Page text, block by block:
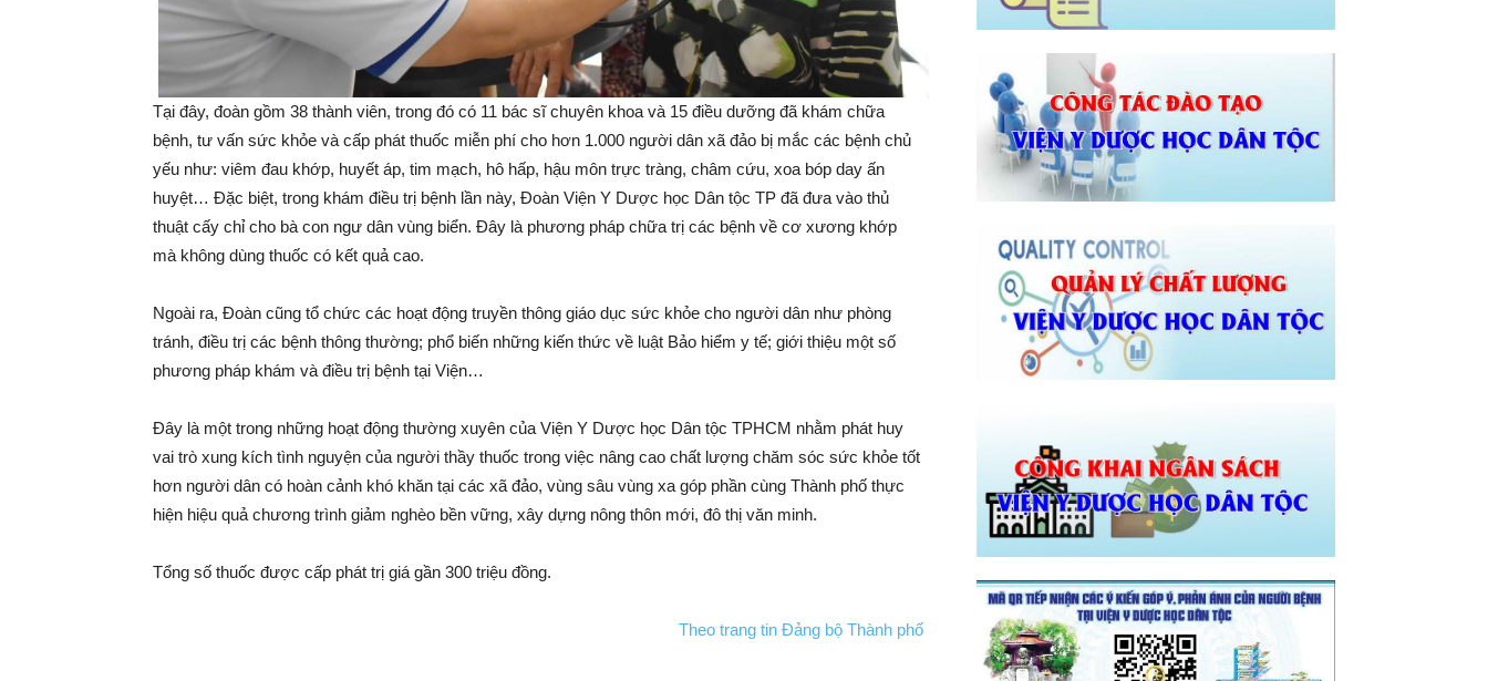
Tại đây, đoàn gồm 38 thành viên, trong đó có 11 bác sĩ chuyên khoa và 15 điều dưỡng đã khám chữa
bệnh, tư vấn sức khỏe và cấp phát thuốc miễn phí cho hơn 1.000 người dân xã đảo bị mắc các bệnh chủ
yếu như: viêm đau khớp, huyết áp, tim mạch, hô hấp, hậu môn trực tràng, châm cứu, xoa bóp day ấn
huyệt… Đặc biệt, trong khám điều trị bệnh lần này, Đoàn Viện Y Dược học Dân tộc TP đã đưa vào thủ
thuật cấy chỉ cho bà con ngư dân vùng biển. Đây là phương pháp chữa trị các bệnh về cơ xương khớp
mà không dùng thuốc có kết quả cao.
Ngoài ra, Đoàn cũng tổ chức các hoạt động truyền thông giáo dục sức khỏe cho người dân như phòng
tránh, điều trị các bệnh thông thường; phổ biến những kiến thức về luật Bảo hiểm y tế; giới thiệu một số
phương pháp khám và điều trị bệnh tại Viện…
Đây là một trong những hoạt động thường xuyên của Viện Y Dược học Dân tộc TPHCM nhằm phát huy
vai trò xung kích tình nguyện của người thầy thuốc trong việc nâng cao chất lượng chăm sóc sức khỏe tốt
hơn người dân có hoàn cảnh khó khăn tại các xã đảo, vùng sâu vùng xa góp phần cùng Thành phố thực
hiện hiệu quả chương trình giảm nghèo bền vững, xây dựng nông thôn mới, đô thị văn minh.
Tổng số thuốc được cấp phát trị giá gần 300 triệu đồng.
Theo trang tin Đảng bộ Thành phố